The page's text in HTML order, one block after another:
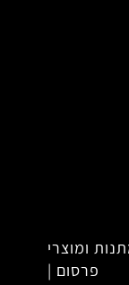
ומוצרי
פרסום |